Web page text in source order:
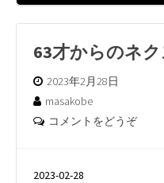
63才からのネ
2023年2月28日
masakobe
コメントをどうぞ
2023-02-28